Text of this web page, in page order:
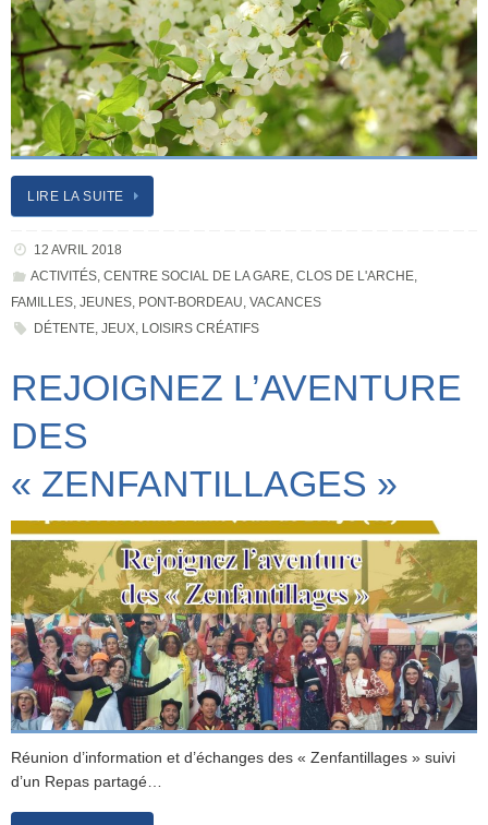
LIRE LA SUITE
12 AVRIL 2018
ACTIVITÉS, CENTRE SOCIAL DE LA GARE, CLOS DE L'ARCHE,
FAMILLES, JEUNES, PONT-BORDEAU, VACANCES
DÉTENTE, JEUX, LOISIRS CRÉATIFS
REJOIGNEZ L’AVENTURE
DES
« ZENFANTILLAGES »
Réunion d’information et d’échanges des « Zenfantillages » suivi
d’un Repas partagé…